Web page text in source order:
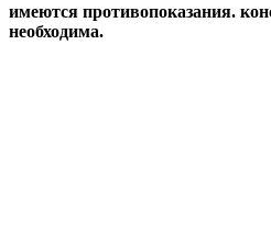
имеются противопоказания.
необходима.